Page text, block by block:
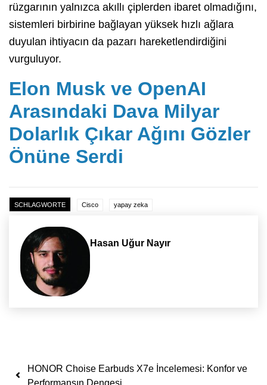
rüzgarının yalnızca akıllı çiplerden ibaret olmadığını,
sistemleri birbirine bağlayan yüksek hızlı ağlara
duyulan ihtiyacın da pazarı hareketlendirdiğini
vurguluyor.
Elon Musk ve OpenAI
Arasındaki Dava Milyar
Dolarlık Çıkar Ağını Gözler
Önüne Serdi
SCHLAGWORTE Cisco yapay zeka
Hasan Uğur Nayır
Yazı dolaşımı
HONOR Choise Earbuds X7e İncelemesi: Konfor ve